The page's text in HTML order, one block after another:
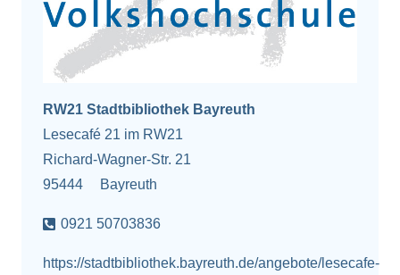
RW21 Stadtbibliothek Bayreuth
Lesecafé 21 im RW21
Richard-Wagner-Str. 21
95444
Bayreuth
0921 50703836
https://stadtbibliothek.bayreuth.de/angebote/lesecafe-